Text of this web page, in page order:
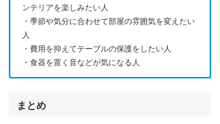
ンテリアを楽しみたい人
・季節や気分に合わせて部屋の雰囲気を変えたい
人
・費用を抑えてテーブルの保護をしたい人
・食器を置く音などが気になる人
まとめ